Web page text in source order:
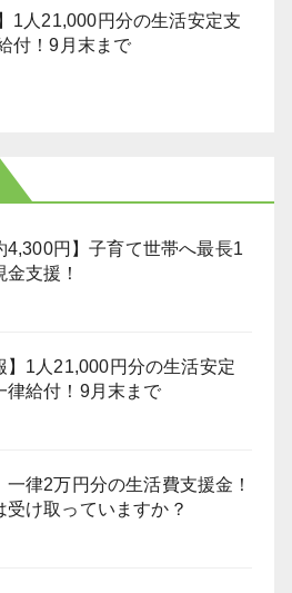
1人21,000円分の生活安定支
付！9月末まで
4,300円】子育て世帯へ最長1
支援！
】1人21,000円分の生活安定
律給付！9月末まで
一律2万円分の生活費支援金！
受け取っていますか？